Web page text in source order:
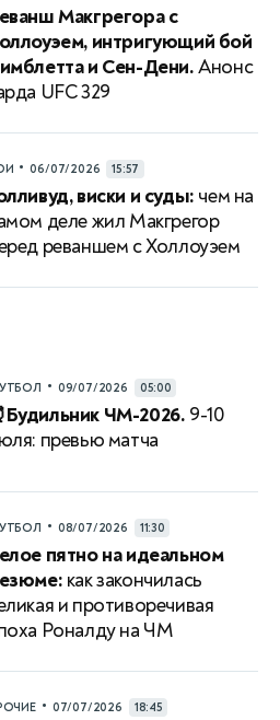
Макгрегора с
интригующий бой
и Сен-Дени.Анонс
UFC 329
• 06/07/2026 15:57
виски и суды: чем на
деле жил Макгрегор
реваншем с Холлоуэем
• 09/07/2026 05:00
ЧМ-2026. 9-10
превью матча
• 08/07/2026 11:30
пятно на идеальном
как закончилась
и противоречивая
Роналду на ЧМ
• 07/07/2026 18:45